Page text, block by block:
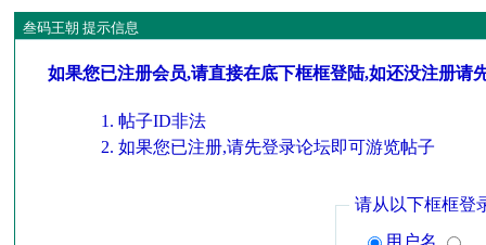
叁码王朝 提示信息
如果您已注册会员,请直接在底下框框登陆,如还没注册请
帖子ID非法
如果您已注册,请先登录论坛即可游览帖子
请从以下框框登
用户名